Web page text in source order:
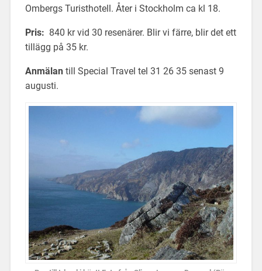
Ombergs Turisthotell. Åter i Stockholm ca kl 18.
Pris: 840 kr vid 30 resenärer. Blir vi färre, blir det ett
tillägg på 35 kr.
Anmälantill Special Travel tel 31 26 35 senast 9
augusti.